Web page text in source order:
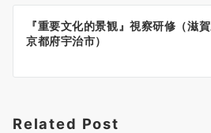
シ
ョ
ン
『重要文化的景観』視察研修（滋
京都府宇治市）
Related Post